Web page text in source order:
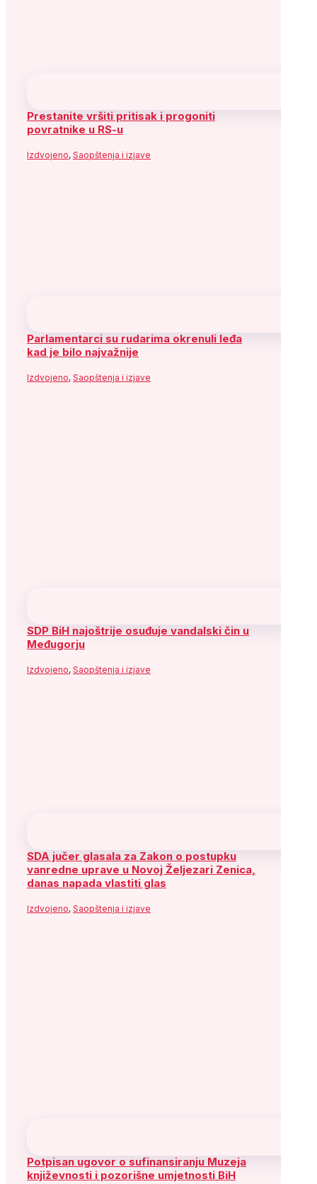
Prestanite vršiti pritisak i progoniti
povratnike u RS-u
Izdvojeno, Saopštenja i izjave
Parlamentarci su rudarima okrenuli leđa
kad je bilo najvažnije
Izdvojeno, Saopštenja i izjave
SDP BiH najoštrije osuđuje vandalski čin u
Međugorju
Izdvojeno, Saopštenja i izjave
SDA jučer glasala za Zakon o postupku
vanredne uprave u Novoj Željezari Zenica,
danas napada vlastiti glas
Izdvojeno, Saopštenja i izjave
Potpisan ugovor o sufinansiranju Muzeja
književnosti i pozorišne umjetnosti BiH